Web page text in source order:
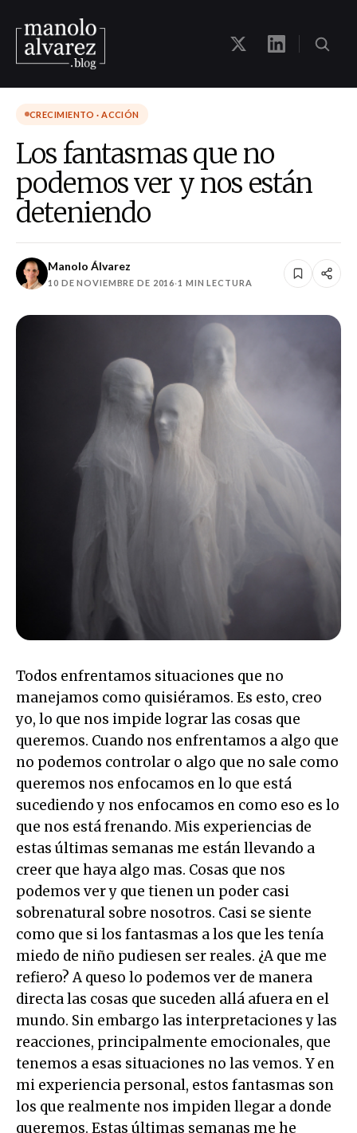
CRECIMIENTO · ACCIÓN
Los fantasmas que no
podemos ver y nos están
deteniendo
Manolo Álvarez
10 DE NOVIEMBRE DE 2016·1 MIN LECTURA
Todos enfrentamos situaciones que no
manejamos como quisiéramos. Es esto, creo
yo, lo que nos impide lograr las cosas que
queremos. Cuando nos enfrentamos a algo que
no podemos controlar o algo que no sale como
queremos nos enfocamos en lo que está
sucediendo y nos enfocamos en como eso es lo
que nos está frenando. Mis experiencias de
estas últimas semanas me están llevando a
creer que haya algo mas. Cosas que nos
podemos ver y que tienen un poder casi
sobrenatural sobre nosotros. Casi se siente
como que si los fantasmas a los que les tenía
miedo de niño pudiesen ser reales. ¿A que me
refiero? A queso lo podemos ver de manera
directa las cosas que suceden allá afuera en el
mundo. Sin embargo las interpretaciones y las
reacciones, principalmente emocionales, que
tenemos a esas situaciones no las vemos. Y en
mi experiencia personal, estos fantasmas son
los que realmente nos impiden llegar a donde
queremos. Estas últimas semanas me he